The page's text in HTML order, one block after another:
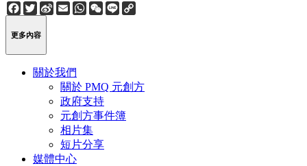
Facebook
Twitter
Sina
Weibo
EmailWhatsApp
WeChat
Line
更多內容
關於我們
關於 PMQ 元創方
政府支持
元創方事件簿
相片集
短片分享
媒體中心